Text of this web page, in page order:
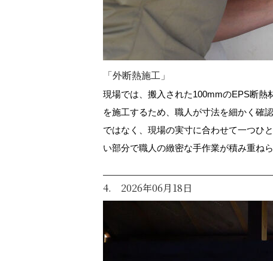
「外断熱施工」
現場では、搬入された100mmのEPS断
を施工するため、職人が寸法を細かく確
ではなく、現場の実寸に合わせて一つひ
い部分で職人の緻密な手作業が積み重ねら
4. 2026年06月18日